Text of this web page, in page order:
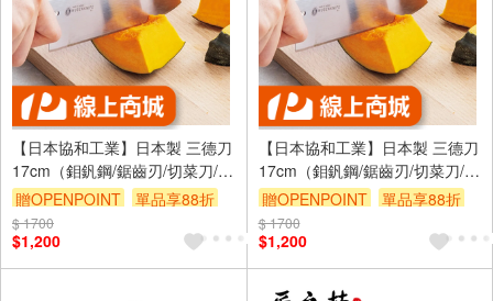
【日本協和工業】日本製 三德刀
17cm（鉬釩鋼/鋸齒刃/切菜刀/切
肉刀/多用途料理刀/夢MUGEN系
列)橘色
贈OPENPOINT 單品享88折
$ 1700
$1,200
【日本協和工業】日本製 三德刀
17cm（鉬釩鋼/鋸齒刃/切菜刀/切
肉刀/多用途料理刀/夢MUGEN系
列)灰色
贈OPENPOINT 單品享88折
$ 1700
$1,200